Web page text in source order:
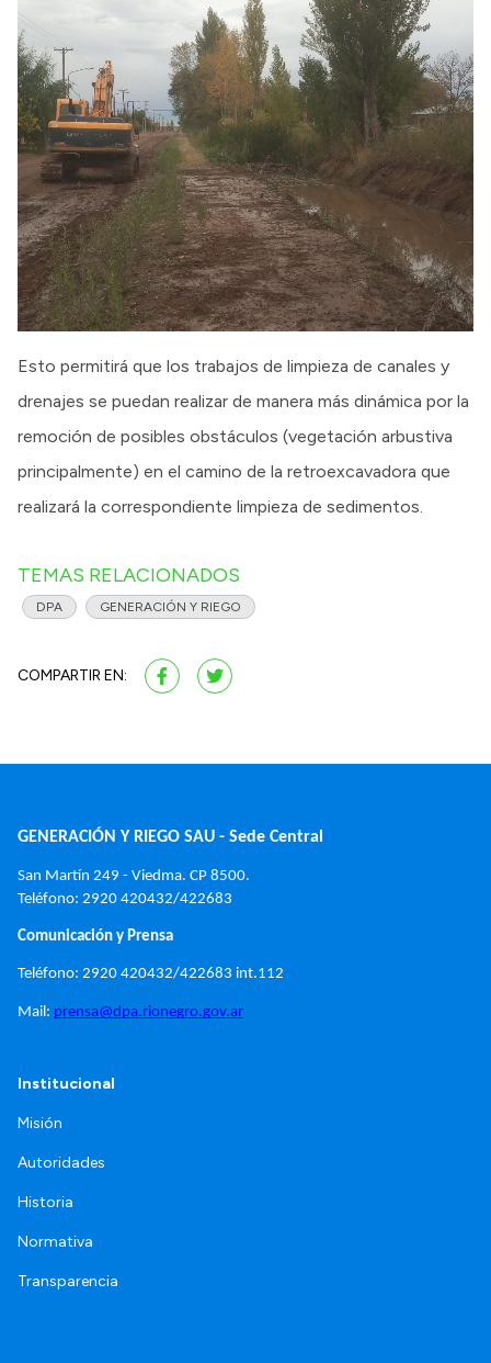
Esto permitirá que los trabajos de limpieza de canales y
drenajes se puedan realizar de manera más dinámica por la
remoción de posibles obstáculos (vegetación arbustiva
principalmente) en el camino de la retroexcavadora que
realizará la correspondiente limpieza de sedimentos.
TEMAS RELACIONADOS
DPA GENERACIÓN Y RIEGO
COMPARTIR EN:
GENERACIÓN Y RIEGO SAU - Sede Central
San Martín 249 - Viedma. CP 8500.
Teléfono: 2920 420432/422683
Comunicación y Prensa
Teléfono: 2920 420432/422683 int.112
Mail: prensa@dpa.rionegro.gov.ar
Institucional
Misión
Autoridades
Historia
Normativa
Transparencia